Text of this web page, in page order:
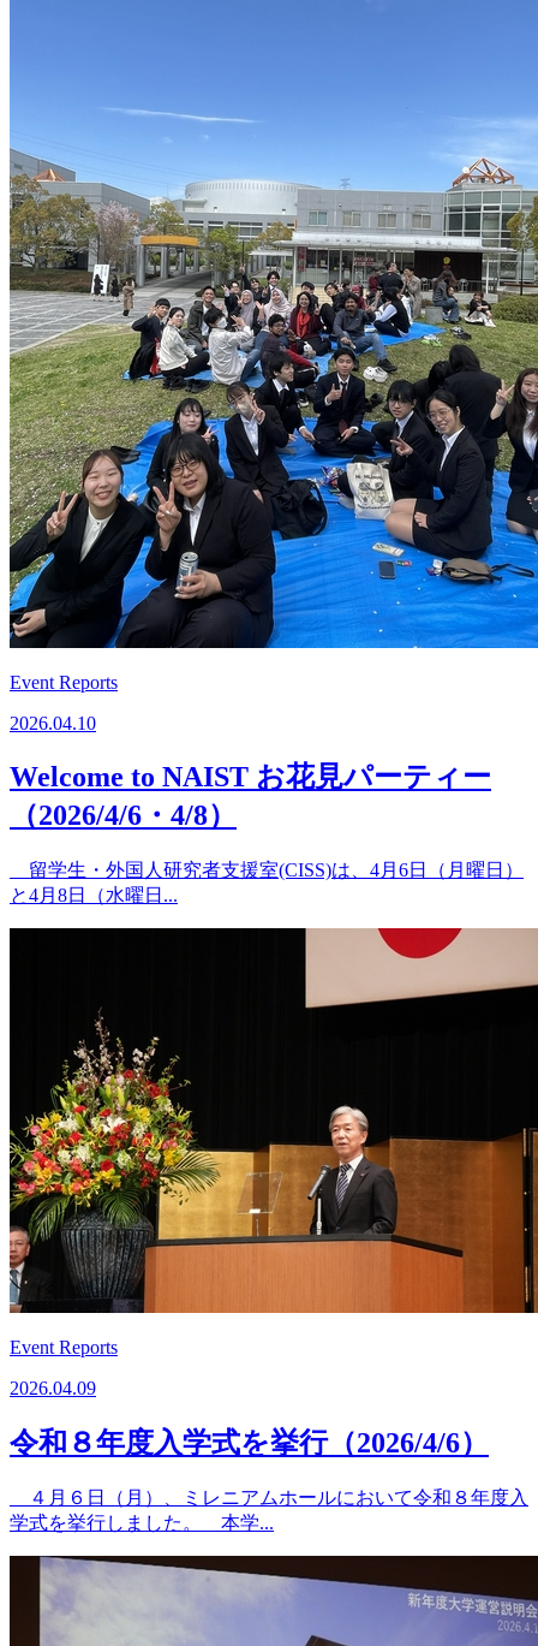
Event Reports
2026.04.10
Welcome to NAIST お花見パーティー
（2026/4/6・4/8）
留学生・外国人研究者支援室(CISS)は、4月6日（月曜日）
と4月8日（水曜日...
Event Reports
2026.04.09
令和８年度入学式を挙行（2026/4/6）
４月６日（月）、ミレニアムホールにおいて令和８年度入
学式を挙行しました。 本学...